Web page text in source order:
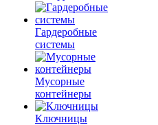
Гардеробные
системы
Мусорные
контейнеры
Ключницы